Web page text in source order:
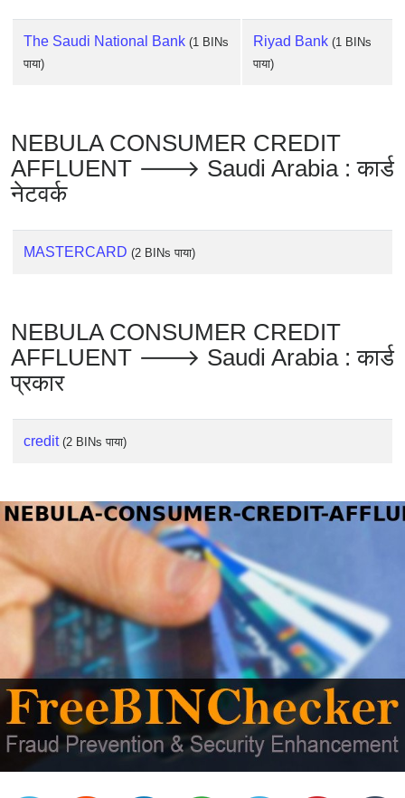
The Saudi National Bank (1 BINs
पाया)
Riyad Bank (1 BINs
पाया)
NEBULA CONSUMER CREDIT
AFFLUENT 🡒 Saudi Arabia : कार्ड
नेटवर्क
MASTERCARD (2 BINs पाया)
NEBULA CONSUMER CREDIT
AFFLUENT 🡒 Saudi Arabia : कार्ड
प्रकार
credit (2 BINs पाया)